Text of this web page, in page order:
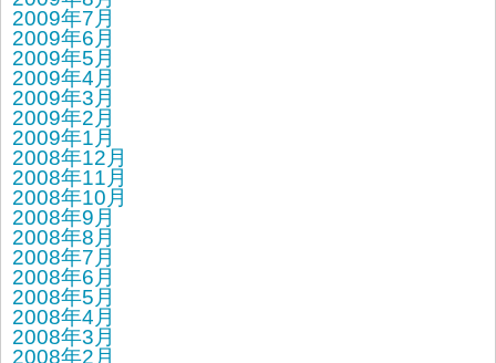
2009年7月
2009年6月
2009年5月
2009年4月
2009年3月
2009年2月
2009年1月
2008年12月
2008年11月
2008年10月
2008年9月
2008年8月
2008年7月
2008年6月
2008年5月
2008年4月
2008年3月
2008年2月